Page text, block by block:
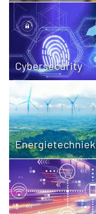
Cybersecurity
Energietechniek